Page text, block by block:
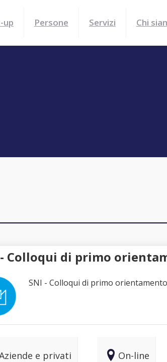
up Persone Servizi Chi
- Colloqui di primo
SNI - Colloqui di primo
e privati On-line